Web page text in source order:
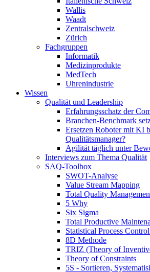
Wallis
Waadt
Zentralschweiz
Zürich
Fachgruppen
Informatik
Medizinprodukte
MedTech
Uhrenindustrie
Wissen
Qualität und Leadership
Erfahrungsschatz der
Branchen-Benchmark
Ersetzen Roboter mit KI
Qualitätsmanager?
Agilität täglich unter
Interviews zum Thema Qualität
SAQ-Toolbox
SWOT-Analyse
Value Stream Mapping
Total Quality
5 Why
Six Sigma
Total Productive
Statistical Process
8D Methode
TRIZ (Theory of
Theory of Constraints
5S - Sortieren,